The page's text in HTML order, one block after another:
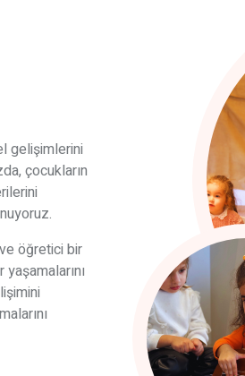
gelişimlerini
çocukların
öğretici bir